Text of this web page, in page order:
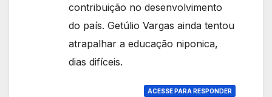
contribuição no desenvolvimento
do país. Getúlio Vargas ainda tentou
atrapalhar a educação niponica,
dias difíceis.
ACESSE PARA RESPONDER